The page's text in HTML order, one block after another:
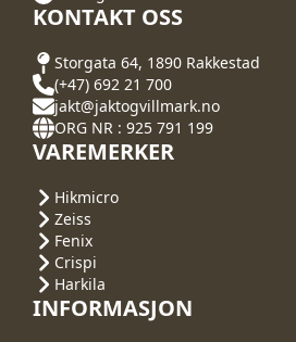
KONTAKT OSS
Storgata 64, 1890 Rakkestad
(+47) 692 21 700
jakt@jaktogvillmark.no
ORG NR : 925 791 199
VAREMERKER
Hikmicro
Zeiss
Fenix
Crispi
Harkila
INFORMASJON